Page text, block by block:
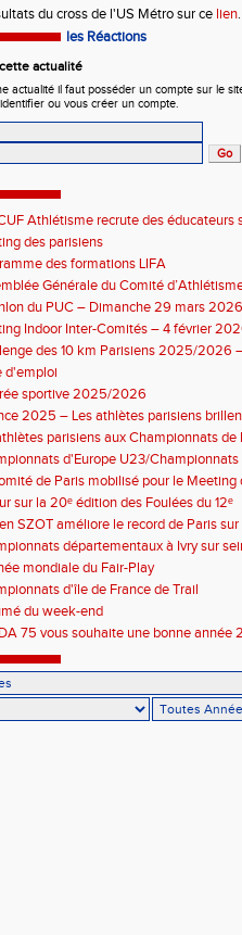
du cross de l'US Métro sur ce lien.
les Réactions
actualité
actualité il faut posséder un compte sur le
ou vous créer un compte.
Athlétisme recrute des éducateurs
2027 !des parisiens
des formations LIFA
Générale du Comité
du PUC – Dimanche 29 mars 2026
Indoor Inter-Comités – 4 février
des 10 km Parisiens 2025/2026
d'emploi
sportive 2025/2026
2025 – Les athlètes parisiens
Éliteparisiens aux Championnats
d'Europe U23/Championnats
de Paris mobilisé pour le
sur la 20ᵉ édition des Foulées du 12ᵉ
SZOT améliore le record de Paris sur
départementaux à Ivry sur
mondiale du Fair-Play
d'île de France de Trail
du week-end
75 vous souhaite une bonne année